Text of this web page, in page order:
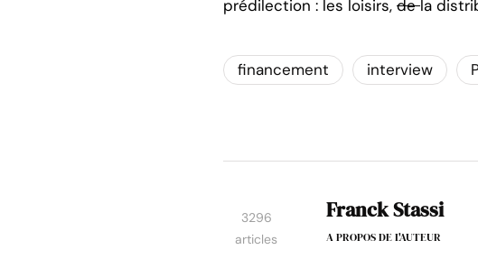
prédilection : les loisirs, dela
financement interview
3296
articles
Franck Stassi
A PROPOS DE L'AUTEUR